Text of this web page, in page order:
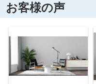
お客様の声